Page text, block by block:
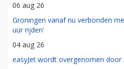
06 aug 26
Groningen vanaf nu verbonden
uur rijden'
04 aug 26
easyJet wordt overgenomen